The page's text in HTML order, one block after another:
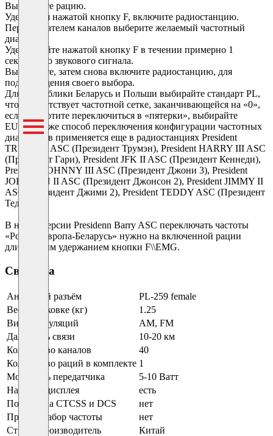
Выключите рацию.
Удерживая нажатой кнопку F, включите радиостанцию.
Переключателем каналов выберите желаемый частотный
диапазон.
Удерживайте нажатой кнопку F в течении примерно 1
секунды до звукового сигнала.
Выключите, затем снова включите радиостанцию, для
подтверждения своего выбора.
Для Республики Беларусь и Польши выбирайте стандарт PL,
что соответствует частотной сетке, заканчивающейся на «0»,
если Вы хотите переключиться в «пятерки», выбирайте
EU.Такой же способ переключения конфигурации частотных
диапазонов применяется еще в радиостанциях President
TRUMAN ASC (Президент Трумэн), President HARRY III ASC
(Президент Гари), President JFK II ASC (Президент Кеннеди),
President JOHNNY III ASC (Президент Джони 3), President
JOHNSON II ASC (Президент Джонсон 2), President JIMMY II
ASC (Президент Джими 2), President TEDDY ASC (Президент
Теди).
В новой версии Presidenn Barry ASC переключать частоты
«Россия-Европа-Беларусь» нужно на включенной рации
длительным удержанием кнопки F\\EMG.
Свойства
Антенный разъём
PL-259 female
Вес в упаковке (кг)
1.25
Виды модуляций
AM, FM
Дальность связи
10-20 км
Количество каналов
40
Количество раций в комплекте 1
Мощность передатчика
5-10 Ватт
Наличие дисплея
есть
Поддержка CTCSS и DCS
нет
Прямой набор частоты
нет
Страна производитель
Китай